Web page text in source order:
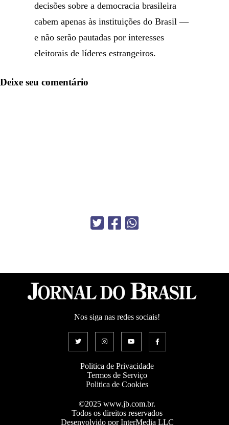
decisões sobre a democracia brasileira
cabem apenas às instituições do Brasil —
e não serão pautadas por interesses
eleitorais de líderes estrangeiros.
Deixe seu comentário
Nos siga nas redes sociais!
Politica de Privacidade
Termos de Serviço
Politica de Cookies
©2025 www.jb.com.br.
Todos os direitos reservados
Desenvolvido por InterMedia LLC